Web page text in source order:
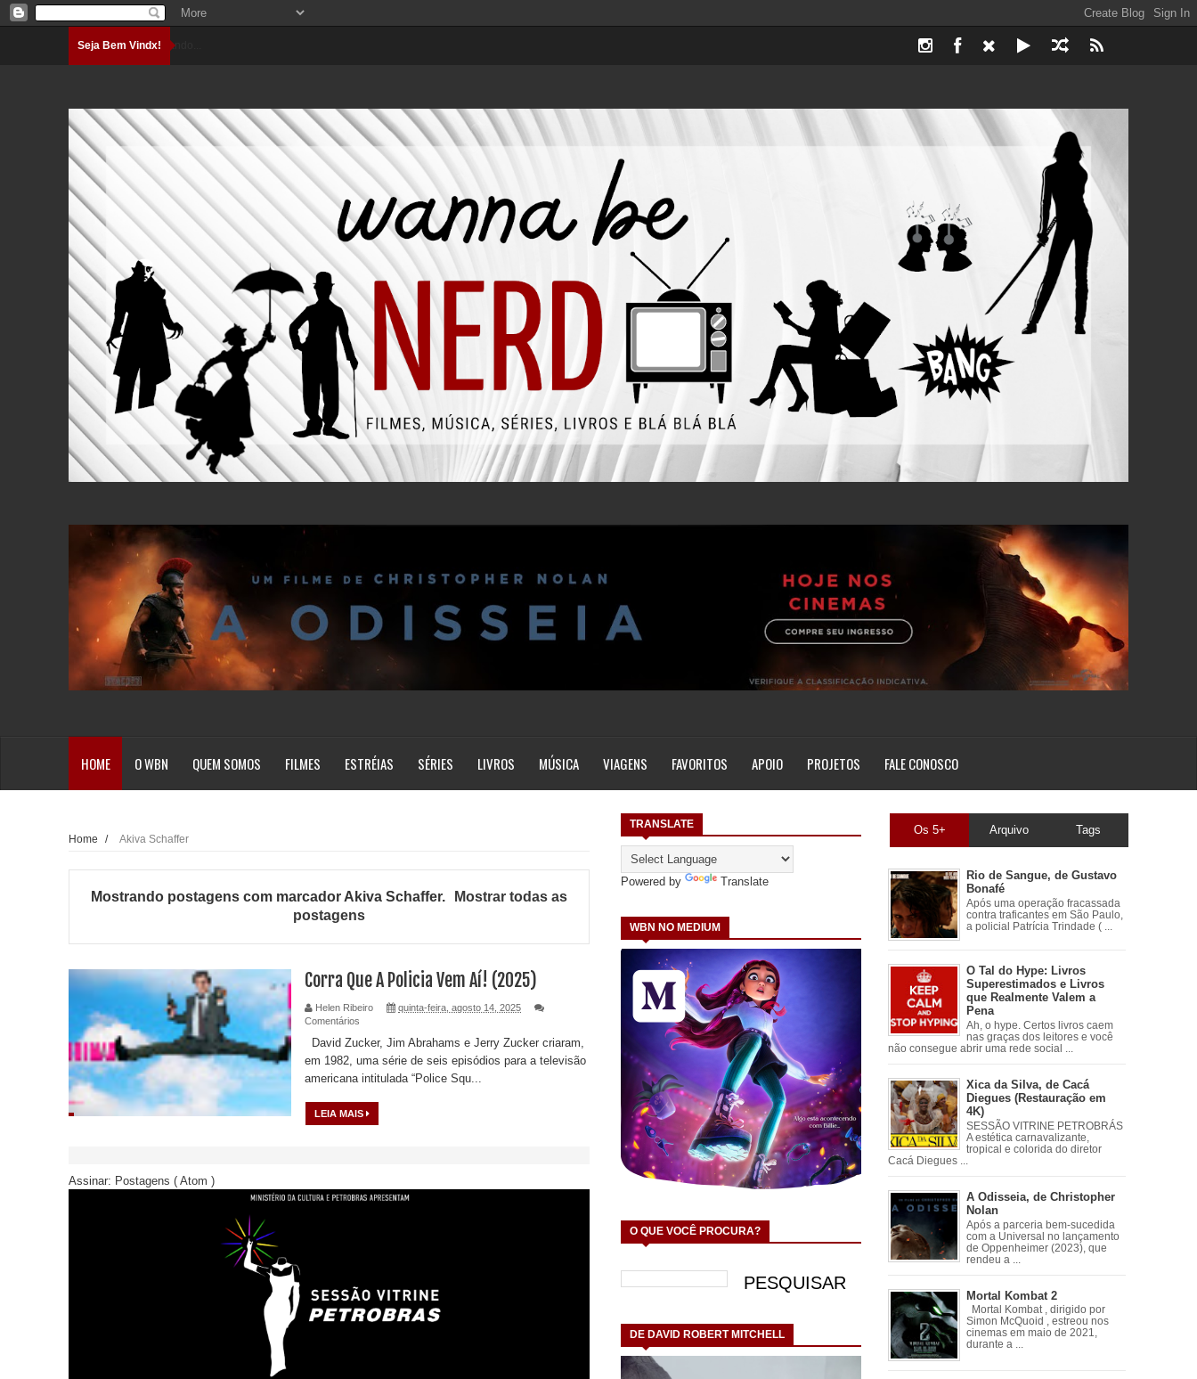
Seja Bem Vindx!Carregando...
HOME O WBN QUEM SOMOS FILMES ESTRÉIAS SÉRIES LIVROS MÚSICA VIAGENS FAVORITOS APOIO PROJETOS FALE CONOSCO
TRANSLATE
Powered by Translate
WBN NO MEDIUM
O QUE VOCÊ PROCURA?
DE DAVID ROBERT MITCHELL
Home / Akiva Schaffer
Mostrando postagens com marcador Akiva Schaffer.
Mostrar todas as
postagens
Corra Que A Policia Vem Aí! (2025)
Helen Ribeiro
quinta-feira, agosto 14, 2025
Comentários
David Zucker, Jim Abrahams e Jerry Zucker criaram,
em 1982, uma série de seis episódios para a televisão
americana intitulada “Police Squ...
LEIA MAIS
Assinar: Postagens ( Atom )
Os 5+ Arquivo Tags
Rio de Sangue, de Gustavo
Bonafé
Após uma operação fracassada
contra traficantes em São Paulo,
a policial Patrícia Trindade ( ...
O Tal do Hype: Livros
Superestimados e Livros
que Realmente Valem a
Pena
Ah, o hype. Certos livros caem
nas graças dos leitores e você
não consegue abrir uma rede social ...
Xica da Silva, de Cacá
Diegues (Restauração em
4K)
SESSÃO VITRINE PETROBRÁS
A estética carnavalizante,
tropical e colorida do diretor
Cacá Diegues ...
A Odisseia, de Christopher
Nolan
Após a parceria bem-sucedida
com a Universal no lançamento
de Oppenheimer (2023), que
rendeu a ...
Mortal Kombat 2
Mortal Kombat , dirigido por
Simon McQuoid , estreou nos
cinemas em maio de 2021,
durante a ...